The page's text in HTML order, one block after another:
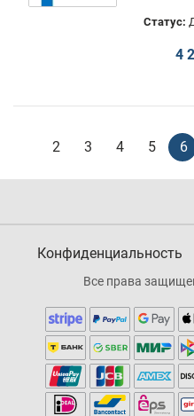
Статус:
4
2 3 4 5 6
Конфиденциальность
Все права